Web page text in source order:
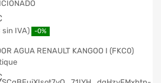
-0%
AGUA RENAULT KANGOO I (FKC0)